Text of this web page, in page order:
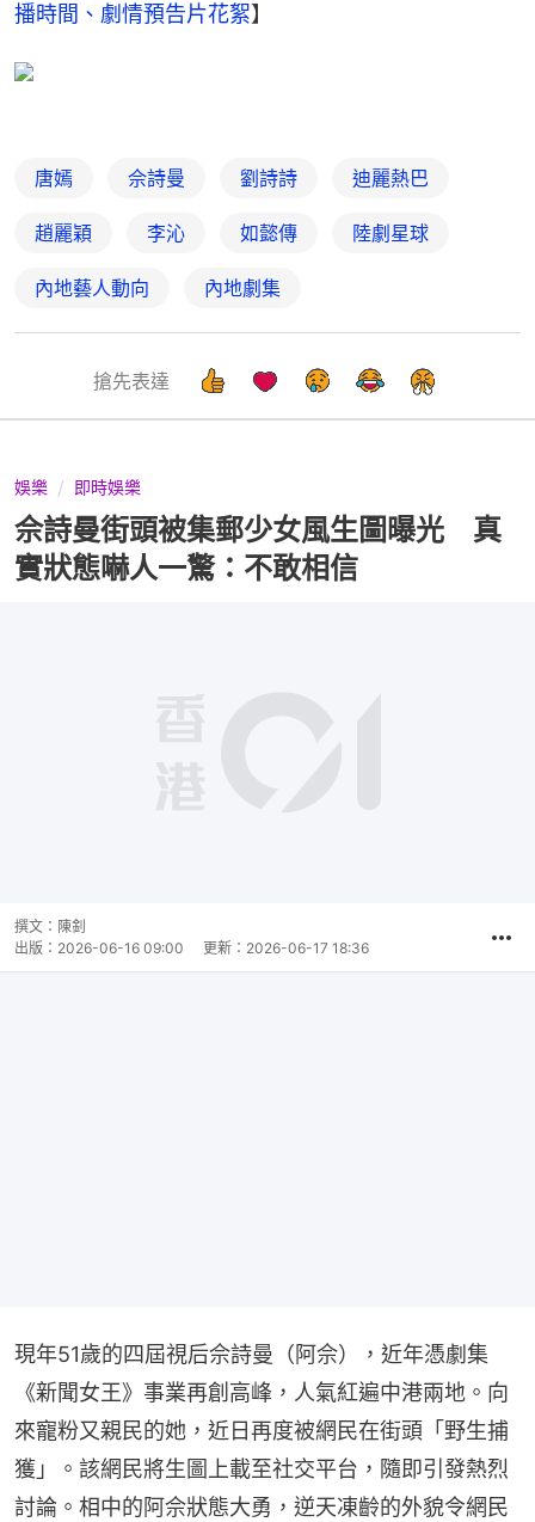
播時間、劇情預告片花絮】
唐嫣 佘詩曼 劉詩詩 迪麗熱巴
趙麗穎 李沁 如懿傳 陸劇星球
內地藝人動向 內地劇集
搶先表達
娛樂 即時娛樂
佘詩曼街頭被集郵少女風生圖曝光 真
實狀態嚇人一驚：不敢相信
撰文： 陳釗
出版： 2026-06-16 09:00 更新： 2026-06-17 18:36
現年51歲的四屆視后佘詩曼（阿佘），近年憑劇集
《新聞女王》事業再創高峰，人氣紅遍中港兩地。向
來寵粉又親民的她，近日再度被網民在街頭「野生捕
獲」。該網民將生圖上載至社交平台，隨即引發熱烈
討論。相中的阿佘狀態大勇，逆天凍齡的外貌令網民